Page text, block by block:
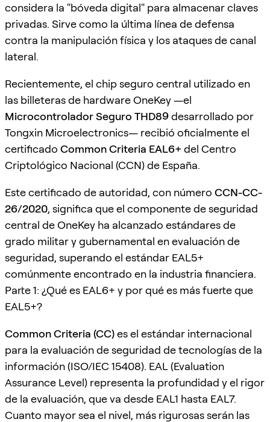
considera la "bóveda digital" para almacenar claves
privadas. Sirve como la última línea de defensa
contra la manipulación física y los ataques de canal
lateral.
Recientemente, el chip seguro central utilizado en
las billeteras de hardware OneKey —el
Microcontrolador Seguro THD89desarrollado por
Tongxin Microelectronics— recibió oficialmente el
certificado Common Criteria EAL6+ del Centro
Criptológico Nacional (CCN) de España.
Este certificado de autoridad, con número CCN-CC-
26/2020, significa que el componente de seguridad
central de OneKey ha alcanzado estándares de
grado militar y gubernamental en evaluación de
seguridad, superando el estándar EAL5+
comúnmente encontrado en la industria financiera.
Parte 1: ¿Qué es EAL6+ y por qué es más fuerte que
EAL5+?
Common Criteria (CC)es el estándar internacional
para la evaluación de seguridad de tecnologías de la
información (ISO/IEC 15408). EAL (Evaluation
Assurance Level) representa la profundidad y el rigor
de la evaluación, que va desde EAL1 hasta EAL7.
Cuanto mayor sea el nivel, más rigurosas serán las